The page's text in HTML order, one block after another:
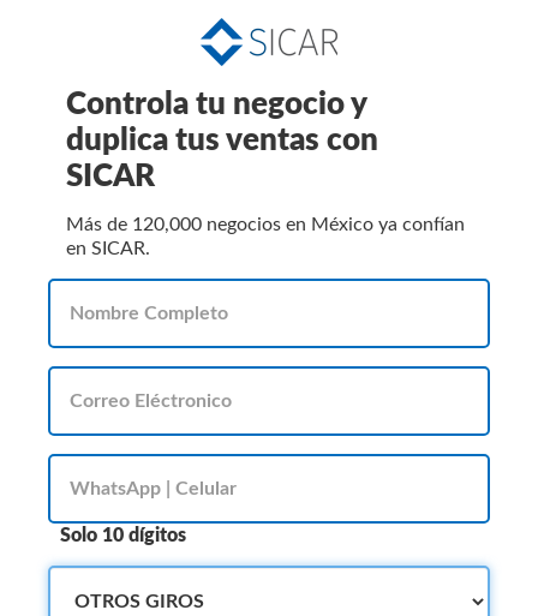
Controla tu negocio y
duplica tus ventas con
SICAR
Más de 120,000 negocios en México ya confían
en SICAR.
Solo 10 dígitos